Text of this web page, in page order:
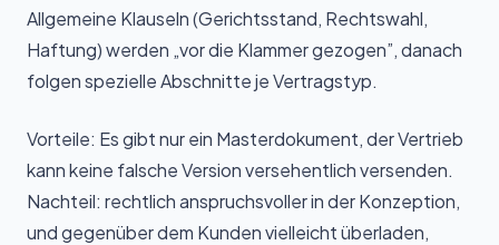
Allgemeine Klauseln (Gerichtsstand, Rechtswahl,
Haftung) werden „vor die Klammer gezogen”, danach
folgen spezielle Abschnitte je Vertragstyp.
Vorteile: Es gibt nur ein Masterdokument, der Vertrieb
kann keine falsche Version versehentlich versenden.
Nachteil: rechtlich anspruchsvoller in der Konzeption,
und gegenüber dem Kunden vielleicht überladen,